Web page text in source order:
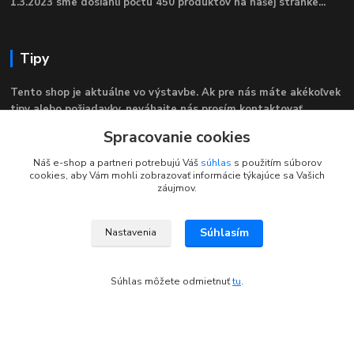
Tipy
Tento shop je aktuálne vo výstavbe. Ak pre nás máte akékoľvek
tipy alebo požiadavky, neváhajte nás prosím kontaktovať.
Kontakty
+421 902250190
Spracovanie cookies
Náš e-shop a partneri potrebujú Váš súhlas s použitím súborov
cookies, aby Vám mohli zobrazovať informácie týkajúce sa Vašich
záujmov.
Nastavenia Súhlasím
Súhlas môžete odmietnuťtu.